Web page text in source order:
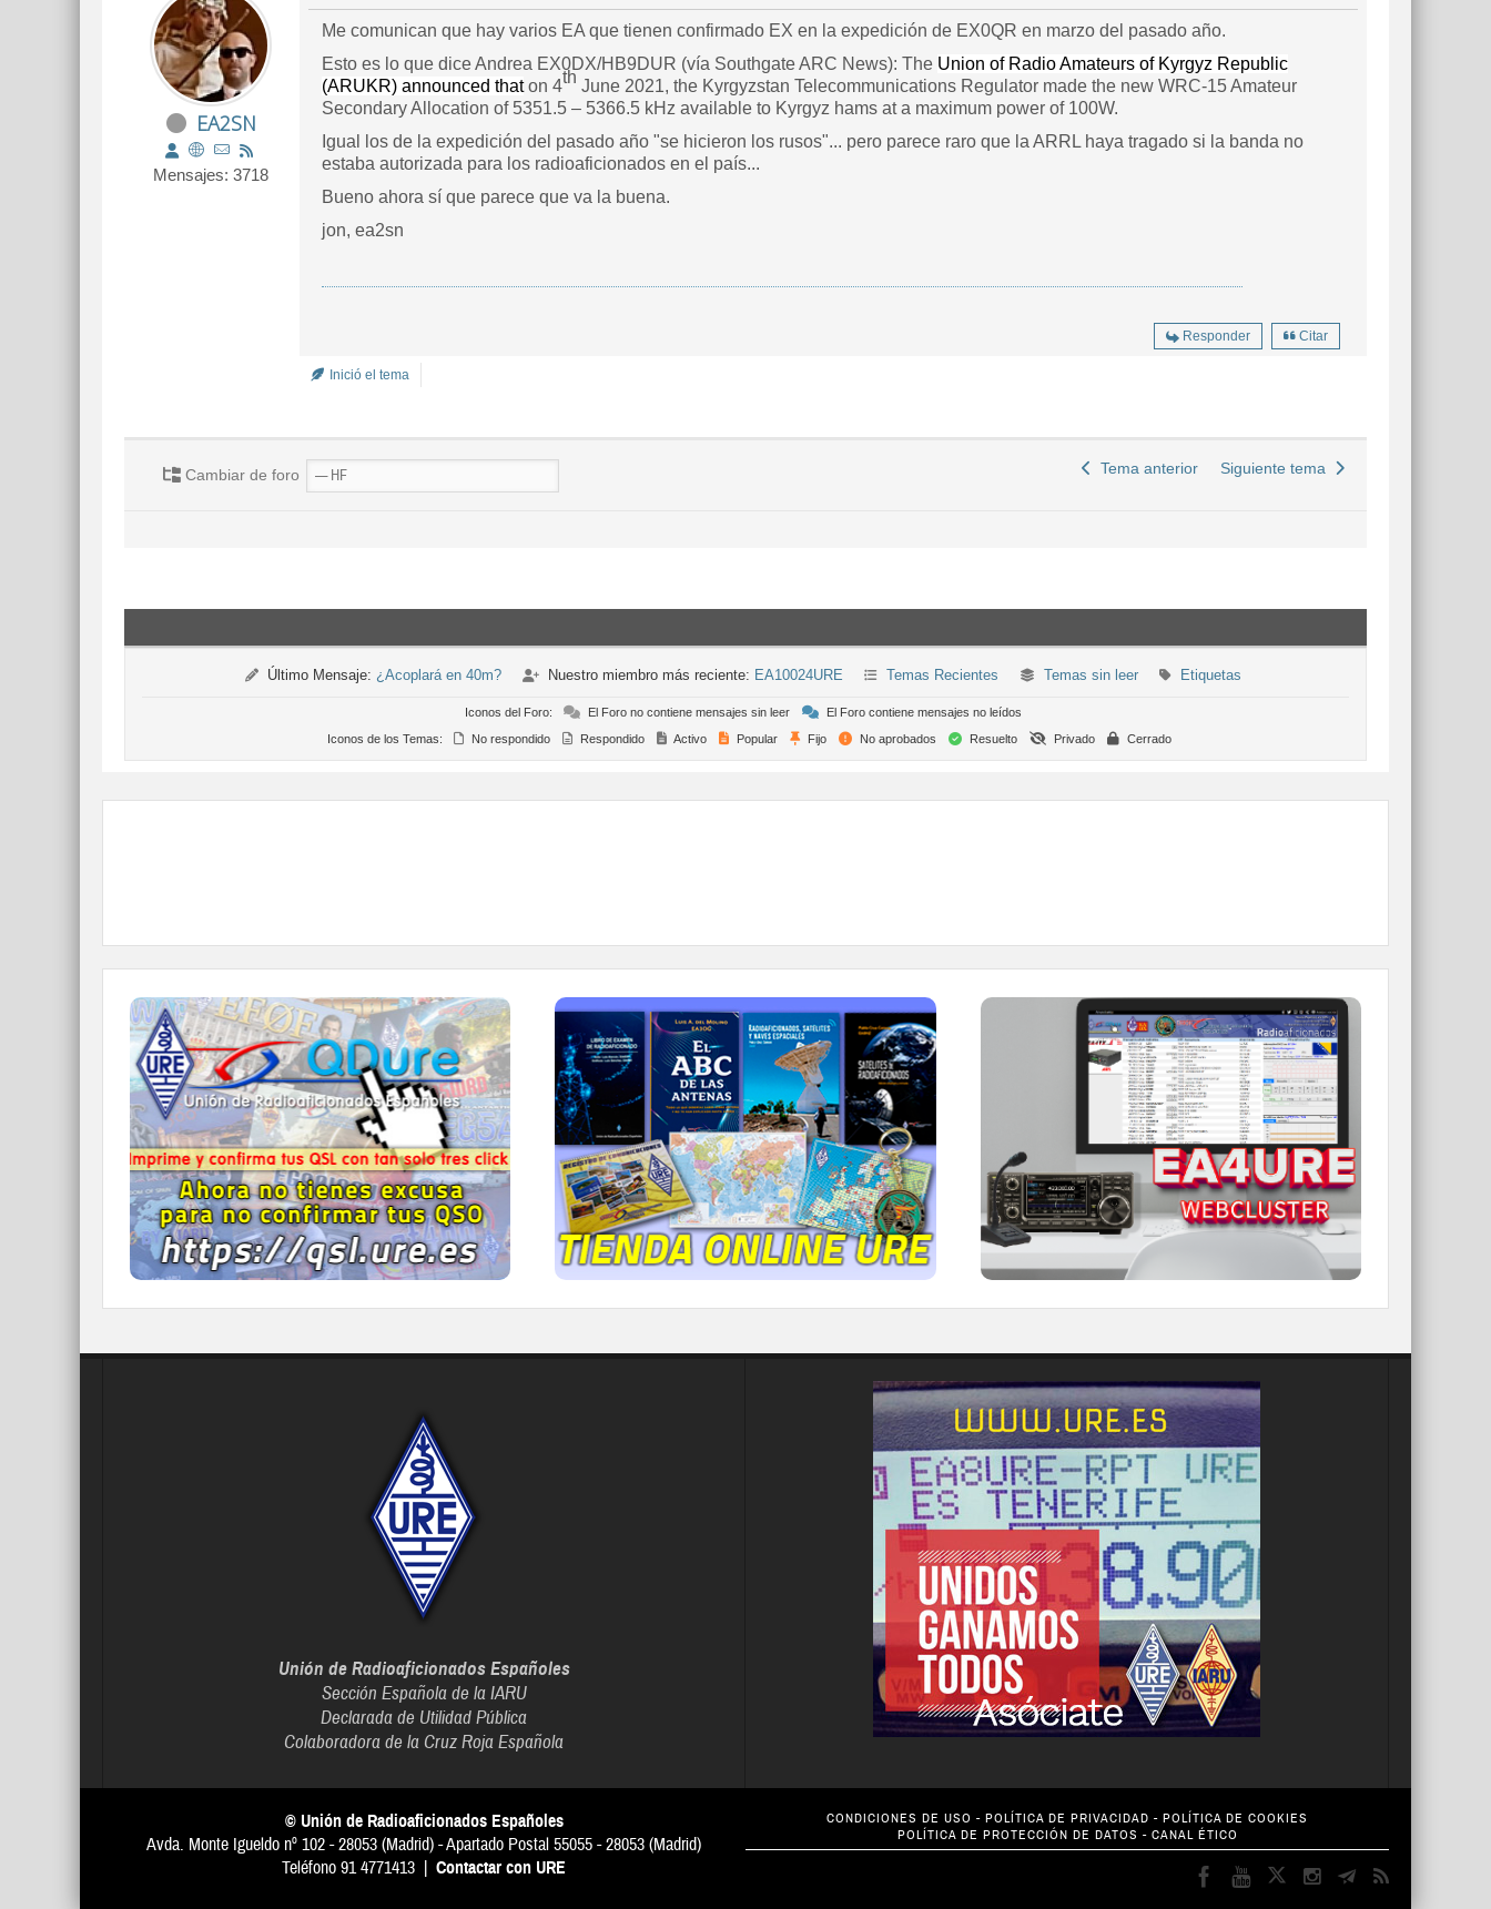
EA2SN
Mensajes: 3718
Me comunican que hay varios EA que tienen confirmado EX en la expedición de EX0QR en marzo del pasado año.
Esto es lo que dice Andrea EX0DX/HB9DUR (vía Southgate ARC News): The Union of Radio Amateurs of Kyrgyz Republic
(ARUKR) announced thaton 4th June 2021, the Kyrgyzstan Telecommunications Regulator made the new WRC-15 Amateur
Secondary Allocation of 5351.5 – 5366.5 kHz available to Kyrgyz hams at a maximum power of 100W.
Igual los de la expedición del pasado año "se hicieron los rusos"... pero parece raro que la ARRL haya tragado si la banda no
estaba autorizada para los radioaficionados en el país...
Bueno ahora sí que parece que va la buena.
jon, ea2sn
Responder Citar
Inició el tema
Cambiar de foro Tema anterior Siguiente tema
Último Mensaje: ¿Acoplará en 40m? Nuestro miembro más reciente: EA10024URE Temas Recientes Temas sin leer Etiquetas
Iconos del Foro: El Foro no contiene mensajes sin leer
El Foro contiene mensajes no leídos
Iconos de los Temas:
No respondido Respondido Activo Popular Fijo No aprobados Resuelto Privado Cerrado
QDURE - https://qsl.ure.es
Imprime y confirma tus QSL en tan solo tres
click.
Nunca fue tan fácil y cómodo
el confirmar tus contactos.
IR A QDURE
TIENDA ONLINE URE
Publicaciones, mapas, polos, camisetas,
gorras, tazas, forros polares y mucho más...
IR A LA TIENDA DE URE
WEBCLUSTER EA4URE
Conoce el nuevo WebCluster de URE,
ahora con nuevos filtros e información y
compatible con GDURE
IR A WEBCLUSTER
Unión de Radioaficionados Españoles
Sección Española de la IARU
Declarada de Utilidad Pública
Colaboradora de la Cruz Roja Española
CONDICIONES DE USO - POLÍTICA DE PRIVACIDAD - POLÍTICA DE COOKIES
POLÍTICA DE PROTECCIÓN DE DATOS - CANAL ÉTICO
© Unión de Radioaficionados Españoles
Avda. Monte Igueldo nº 102 - 28053 (Madrid) - Apartado Postal 55055 - 28053 (Madrid)
Teléfono 91 4771413 | Contactar con URE